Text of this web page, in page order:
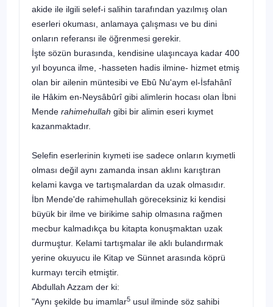
akide ile ilgili selef-i salihin tarafından yazılmış olan
eserleri okuması, anlamaya çalışması ve bu dini
onların referansı ile öğrenmesi gerekir.
İşte sözün burasında, kendisine ulaşıncaya kadar 400
yıl boyunca ilme, -hasseten hadis ilmine- hizmet etmiş
olan bir ailenin müntesibi ve Ebû Nu'aym el-İsfahânî
ile Hâkim en-Neysâbûrî gibi alimlerin hocası olan İbni
Mende rahimehullah gibi bir alimin eseri kıymet
kazanmaktadır.
Selefin eserlerinin kıymeti ise sadece onların kıymetli
olması değil aynı zamanda insan aklını karıştıran
kelami kavga ve tartışmalardan da uzak ol­masıdır.
İbn Mende'de rahimehullah göreceksiniz ki kendisi
büyük bir ilme ve bi­rikime sahip olmasına rağmen
mecbur kalmadıkça bu kitapta konuşmaktan uzak
durmuştur. Kelami tartışmalar ile aklı bulandırmak
yerine okuyucu ile Kitap ve Sünnet arasında köprü
kurmayı tercih etmiştir.
Abdullah Azzam der ki:
"Aynı şekilde bu imamlar5 usul ilminde söz sahibi